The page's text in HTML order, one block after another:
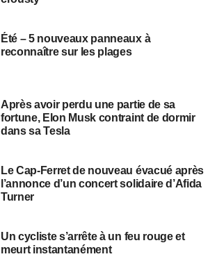
Été – 5 nouveaux panneaux à
reconnaître sur les plages
Après avoir perdu une partie de sa
fortune, Elon Musk contraint de dormir
dans sa Tesla
Le Cap-Ferret de nouveau évacué après
l’annonce d’un concert solidaire d’Afida
Turner
Un cycliste s’arrête à un feu rouge et
meurt instantanément